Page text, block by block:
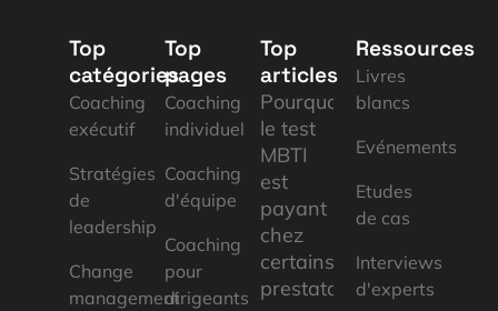
Top
catégories
Coaching
exécutif
Stratégies
de
leadership
Change
management
Top
pages
Coaching
individuel
Coaching
d'équipe
Coaching
pour
dirigeants
Top
articles
Pourquoi
le test
MBTI
est
payant
chez
certains
prestataires
Ressources
Livres
blancs
Evénements
Etudes
de cas
Interviews
d'experts